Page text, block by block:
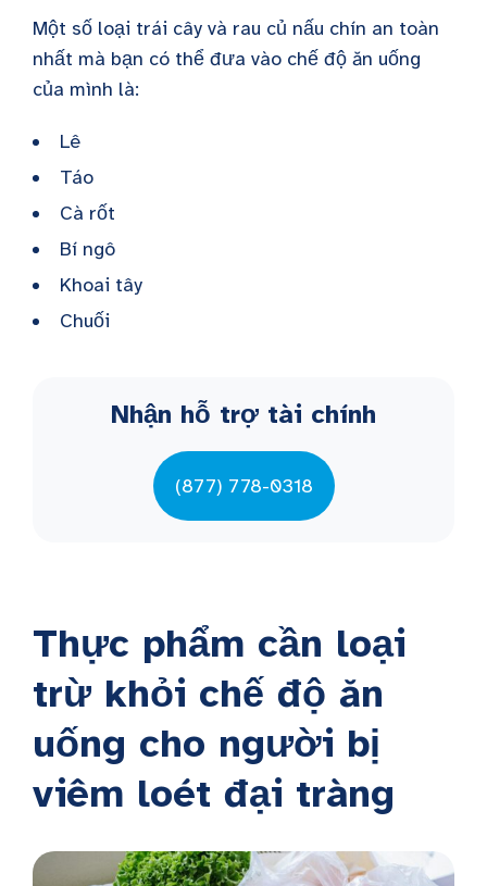
Một số loại trái cây và rau củ nấu chín an toàn
nhất mà bạn có thể đưa vào chế độ ăn uống
của mình là:
Lê
Táo
Cà rốt
Bí ngô
Khoai tây
Chuối
Nhận hỗ trợ tài chính
(877) 778-0318
Thực phẩm cần loại
trừ khỏi chế độ ăn
uống cho người bị
viêm loét đại tràng